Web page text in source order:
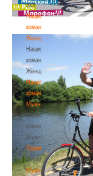
3х3
Национальная
команда.
Женщины
Национальная
команда.
Женщины
Национальная
команда.
Мужчины
Национальная
команда.
Мужчины
Соревнования
Соревнования
Мужчины